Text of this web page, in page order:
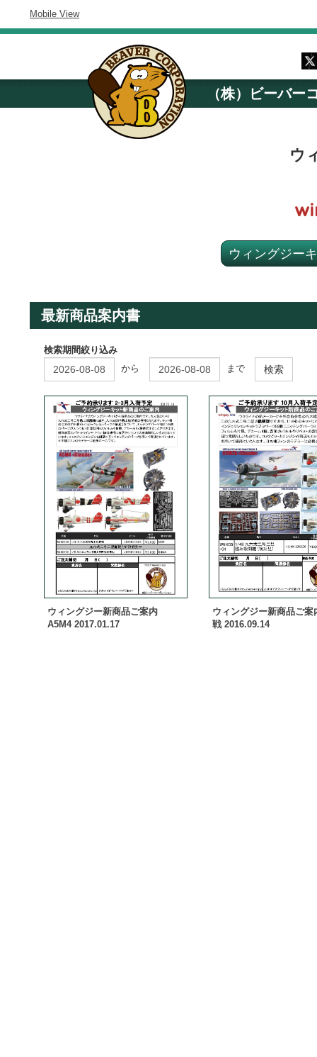
Mobile View
（株）ビーバー
ウ
ウィングジー
最新商品案内書
検索期間絞り込み
から
まで 検索
ウィングジー新商品ご案内
A5M4 2017.01.17
ウィングジー新商品ご案
戦 2016.09.14